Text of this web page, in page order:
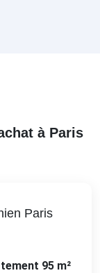
à Paris
Paris
95 m²